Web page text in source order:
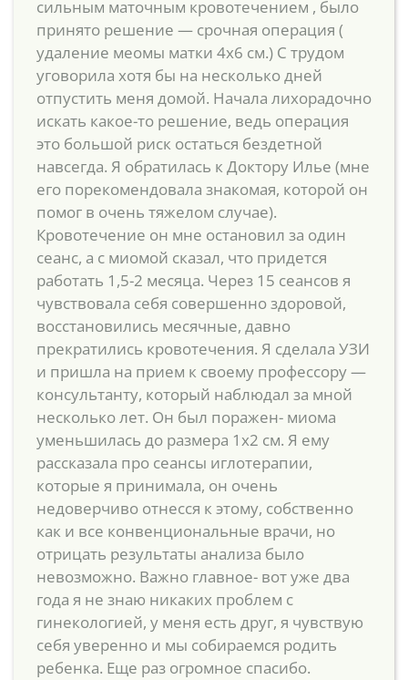
сильным маточным кровотечением , было
принято решение — срочная операция (
удаление меомы матки 4х6 см.) С трудом
уговорила хотя бы на несколько дней
отпустить меня домой. Начала лихорадочно
искать какое-то решение, ведь операция
это большой риск остаться бездетной
навсегда. Я обратилась к Доктору Илье (мне
его порекомендовала знакомая, которой он
помог в очень тяжелом случае).
Кровотечение он мне остановил за один
сеанс, а с миомой сказал, что придется
работать 1,5-2 месяца. Через 15 сеансов я
чувствовала себя совершенно здоровой,
восстановились месячные, давно
прекратились кровотечения. Я сделала УЗИ
и пришла на прием к своему профессору —
консультанту, который наблюдал за мной
несколько лет. Он был поражен- миома
уменьшилась до размера 1х2 см. Я ему
рассказала про сеансы иглотерапии,
которые я принимала, он очень
недоверчиво отнесся к этому, собственно
как и все конвенциональные врачи, но
отрицать результаты анализа было
невозможно. Важно главное- вот уже два
года я не знаю никаких проблем с
гинекологией, у меня есть друг, я чувствую
себя уверенно и мы собираемся родить
ребенка. Еще раз огромное спасибо.